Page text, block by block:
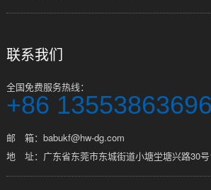
联系我们
全国免费服务热线：
+86 13553863696
邮 箱：babukf@hw-dg.com
地 址：广东省东莞市东城街道小塘坣塘兴路30